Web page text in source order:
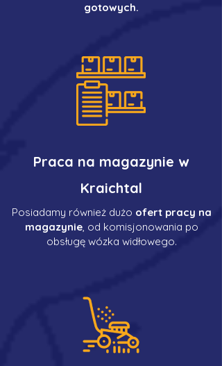
gotowych.
Praca na magazynie w
Kraichtal
Posiadamy również dużo ofert pracy na
magazynie, od komisjonowania po
obsługę wózka widłowego.